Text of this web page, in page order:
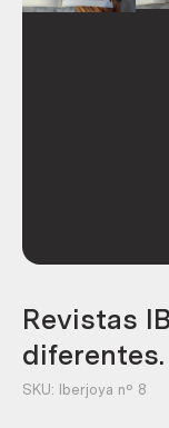
Revistas
SKU: Iberjoya nº 8